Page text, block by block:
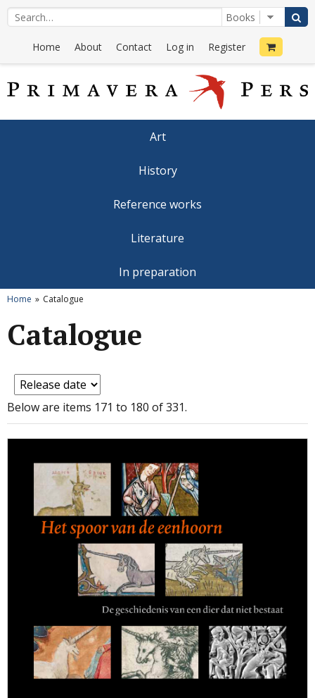
Home About Contact Log in Register
Art
History
Reference works
Literature
In preparation
Home Catalogue
Catalogue
Below are items 171 to 180 of 331.